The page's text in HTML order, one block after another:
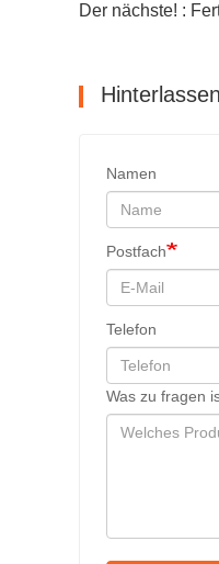
Der nächste! :
Namen
Postfach
Telefon
Was zu fragen